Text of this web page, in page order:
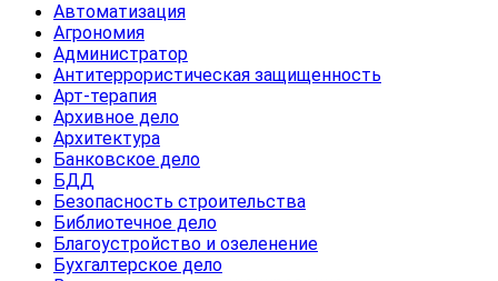
Автоматизация
Агрономия
Администратор
Антитеррористическая защищенность
Арт-терапия
Архивное дело
Архитектура
Банковское дело
БДД
Безопасность строительства
Библиотечное дело
Благоустройство и озеленение
Бухгалтерское дело